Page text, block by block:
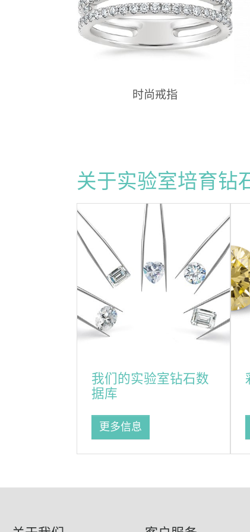
时尚戒指
关于实验室培育钻
我们的实验室钻石数
据库
更多信息